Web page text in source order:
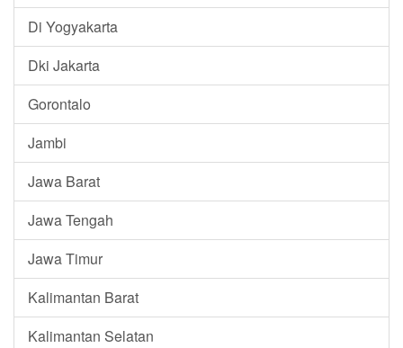
Di Yogyakarta
Dki Jakarta
Gorontalo
Jambi
Jawa Barat
Jawa Tengah
Jawa Timur
Kalimantan Barat
Kalimantan Selatan